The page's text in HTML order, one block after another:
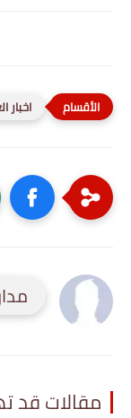
اخبار
مقالات قد